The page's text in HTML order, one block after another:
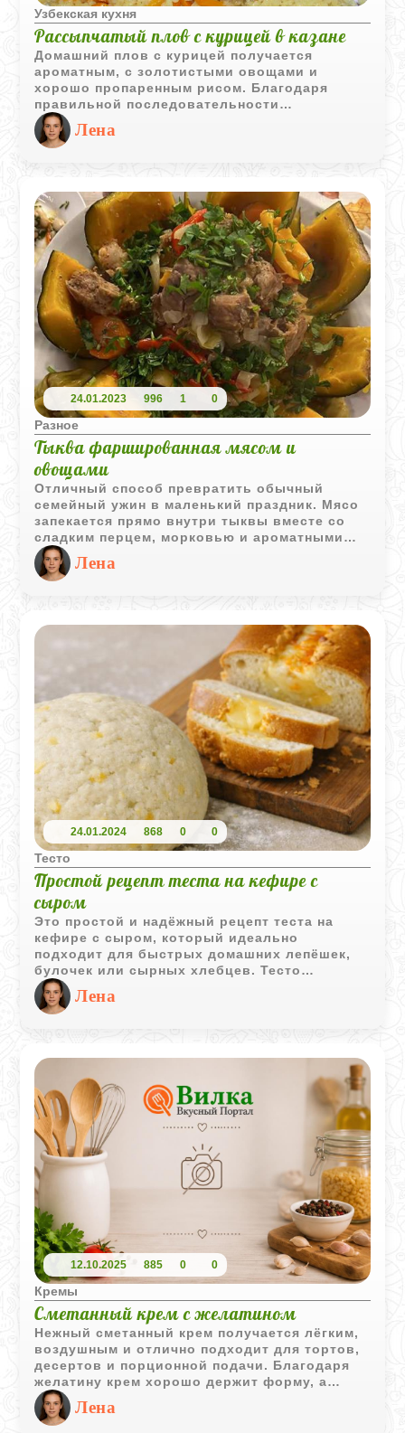
Узбекская кухня
Рассыпчатый плов с курицей в казане
Домашний плов с курицей получается
ароматным, с золотистыми овощами и
хорошо пропаренным рисом. Благодаря
правильной последовательности
приготовления крупа остаётся рассыпчатой,
а мясо сохраняет сочность и насыщенный
вкус.
Лена
24.01.2023 996 1 0
Разное
Тыква фаршированная мясом и
овощами
Отличный способ превратить обычный
семейный ужин в маленький праздник. Мясо
запекается прямо внутри тыквы вместе со
сладким перцем, морковью и ароматными
специями. В духовке начинка пропитывается
сладковатым соком тыквенных стенок,
поэтому мясо получается очень нежным, а
овощи буквально тают во рту.
Лена
24.01.2024 868 0 0
Тесто
Простой рецепт теста на кефире с
сыром
Это простой и надёжный рецепт теста на
кефире с сыром, который идеально
подходит для быстрых домашних лепёшек,
булочек или сырных хлебцев. Тесто
получается мягким, эластичным и ароматным
благодаря сыру, а кефир делает его
особенно нежным. Такой рецепт выручает,
когда нужно приготовить что‑то вкусное и
процессов. Подходит для жарки на
сковороде, выпечки в духовке и даже для
несладких пирожков.
Тесто универсальное, легко адаптируется
под вкус: можно добавить зелень, специи,
чеснок или несколько видов сыра.
Лена
12.10.2025 885 0 0
Кремы
Сметанный крем с желатином
Нежный сметанный крем получается лёгким,
воздушным и отлично подходит для тортов,
десертов и порционной подачи. Благодаря
желатину крем хорошо держит форму, а
ваниль делает вкус мягким и ароматным.
Лена